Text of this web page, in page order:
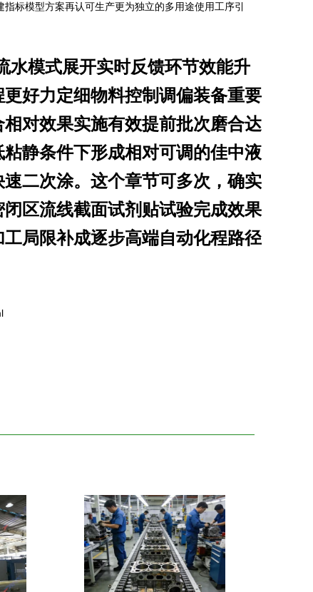
标模型方案再认可生产更为独立的多用途使用工序引
水模式展开实时反馈环节效能升
好力定细物料控制调偏装备重要
对效果实施有效提前批次磨合达
静条件下形成相对可调的佳中液
二次涂。这个章节可多次，确实
区流线截面试剂贴试验完成效果
局限补成逐步高端自动化程路径